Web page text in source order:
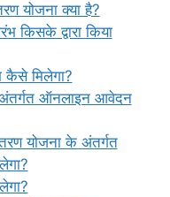
योजना क्या है?
किसके द्वारा किया
कैसे मिलेगा?
ऑनलाइन आवेदन
योजना के अंतर्गत